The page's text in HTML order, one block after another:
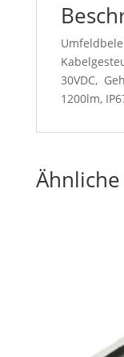
30VDC,
1200lm,